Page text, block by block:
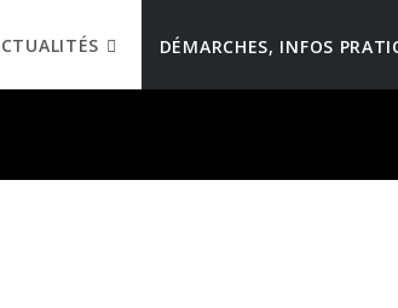
DÉMARCHES, INFOS